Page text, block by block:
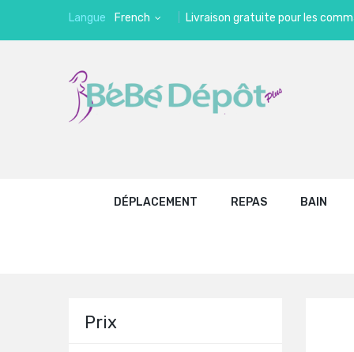
Langue French Livraison gratuite pour les
DÉPLACEMENT REPAS BAIN
Prix